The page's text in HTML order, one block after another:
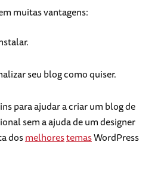
muitas vantagens:
seu blog como quiser.
para ajudar a criar um blog de
sem a ajuda de um designer
dosmelhorestemasWordPress